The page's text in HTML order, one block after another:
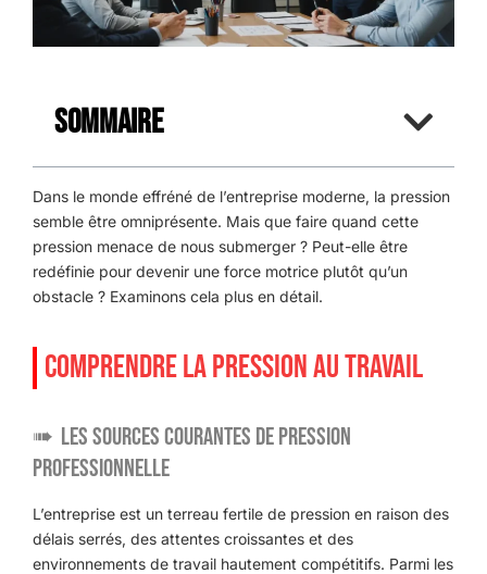
Sommaire
Dans le monde effréné de l’entreprise moderne, la pression
semble être omniprésente. Mais que faire quand cette
pression menace de nous submerger ? Peut-elle être
redéfinie pour devenir une force motrice plutôt qu’un
obstacle ? Examinons cela plus en détail.
COMPRENDRE LA PRESSION AU TRAVAIL
Les sources courantes de pression
professionnelle
L’entreprise est un terreau fertile de pression en raison des
délais serrés, des attentes croissantes et des
environnements de travail hautement compétitifs. Parmi les